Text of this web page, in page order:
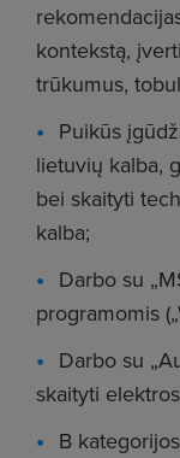
kontekstą,
trūkumus,
Puikūs
lietuvių kalba,
bei skaityti
kalba;
Darbo su
programomis
Darbo su
skaityti
B